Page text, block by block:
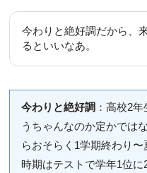
今わりと絶好調だから、
るといいなあ。
今わりと絶好調 ：高校2
うちゃんなのか定かでは
らおそらく1学期終わり
時期はテストで学年1位